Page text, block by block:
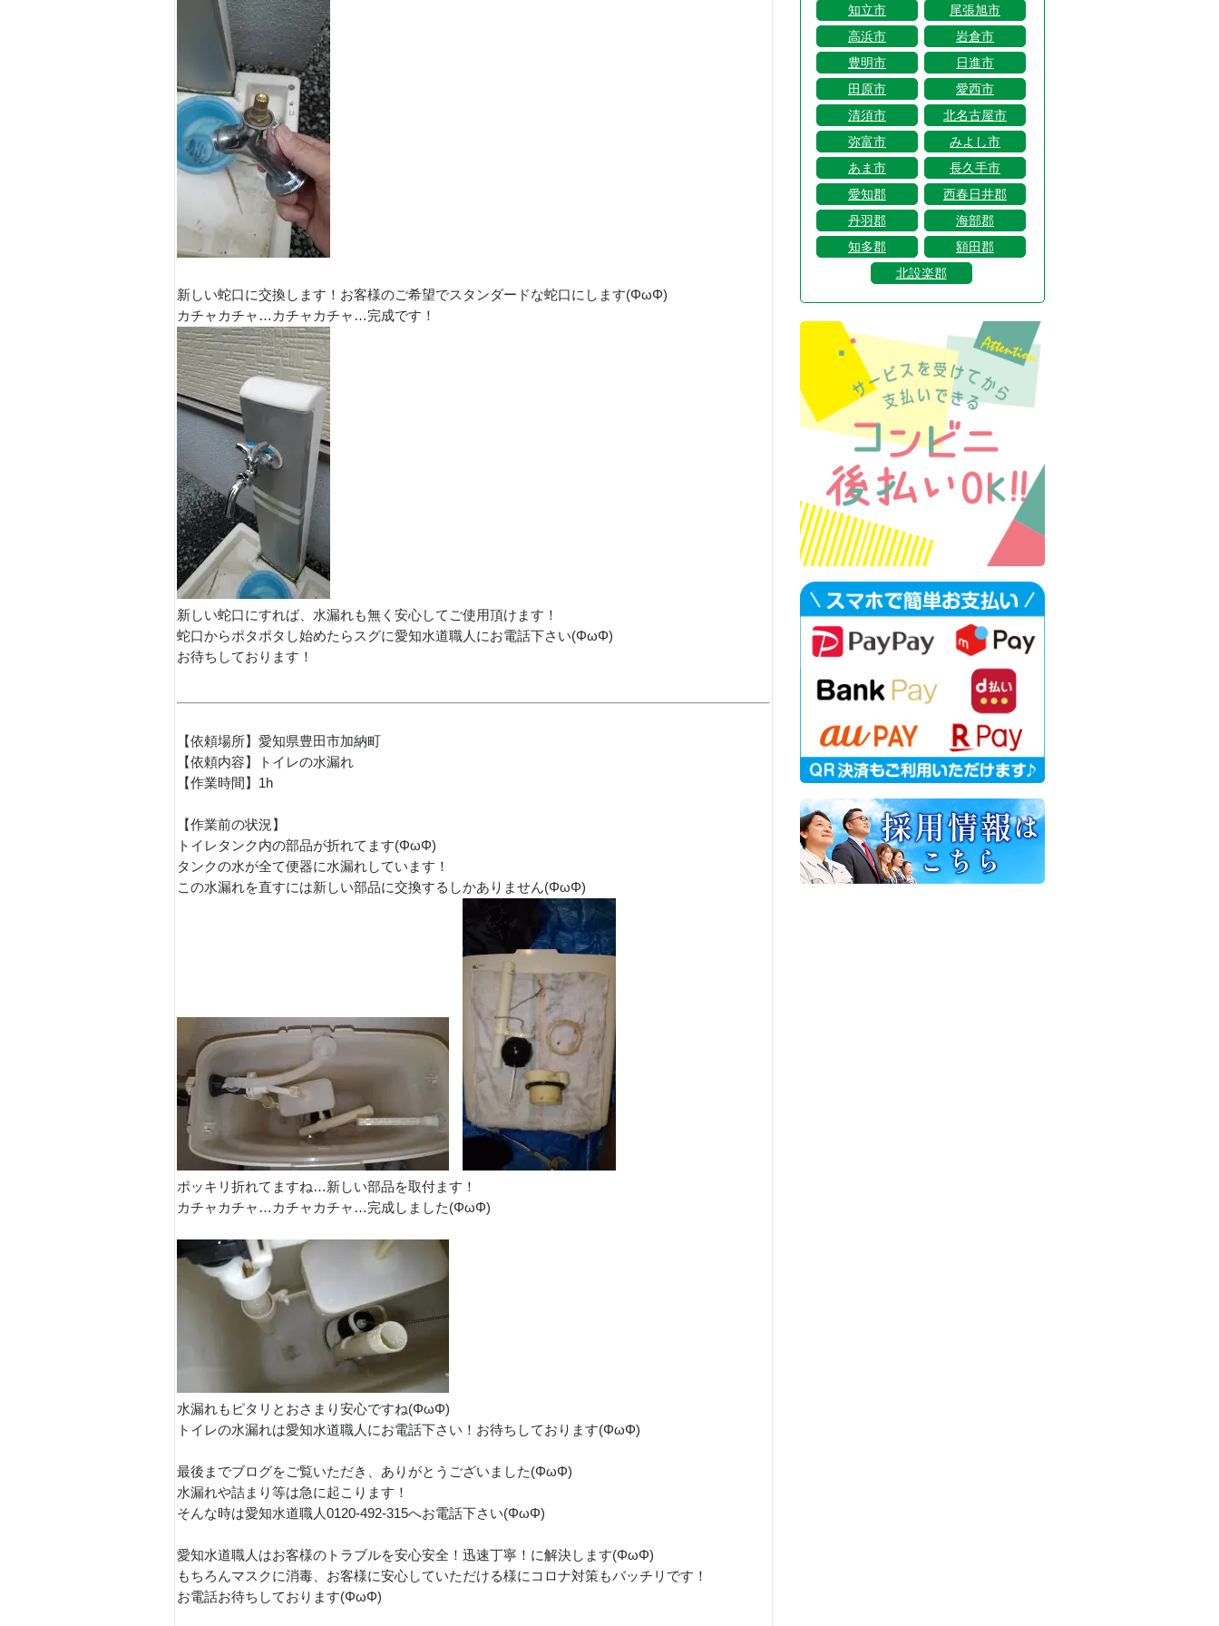
新しい蛇口に交換します！お客様のご希望でスタンダードな蛇口にします(ΦωΦ)
カチャカチャ…カチャカチャ…完成です！
新しい蛇口にすれば、水漏れも無く安心してご使用頂けます！
蛇口からポタポタし始めたらスグに愛知水道職人にお電話下さい(ΦωΦ)
お待ちしております！
【依頼場所】愛知県豊田市加納町
【依頼内容】トイレの水漏れ
【作業時間】1h
【作業前の状況】
トイレタンク内の部品が折れてます(ΦωΦ)
タンクの水が全て便器に水漏れしています！
この水漏れを直すには新しい部品に交換するしかありません(ΦωΦ)
ポッキリ折れてますね…新しい部品を取付ます！
カチャカチャ…カチャカチャ…完成しました(ΦωΦ)
水漏れもピタリとおさまり安心ですね(ΦωΦ)
トイレの水漏れは愛知水道職人にお電話下さい！お待ちしております(ΦωΦ)
最後までブログをご覧いただき、ありがとうございました(ΦωΦ)
水漏れや詰まり等は急に起こります！
そんな時は愛知水道職人0120-492-315へお電話下さい(ΦωΦ)
愛知水道職人はお客様のトラブルを安心安全！迅速丁寧！に解決します(ΦωΦ)
もちろんマスクに消毒、お客様に安心していただける様にコロナ対策もバッチリです！
お電話お待ちしております(ΦωΦ)
知立市
尾張旭市
高浜市
岩倉市
豊明市
日進市
田原市
愛西市
清須市
北名古屋市
弥富市
みよし市
あま市
長久手市
愛知郡
西春日井郡
丹羽郡
海部郡
知多郡
額田郡
北設楽郡